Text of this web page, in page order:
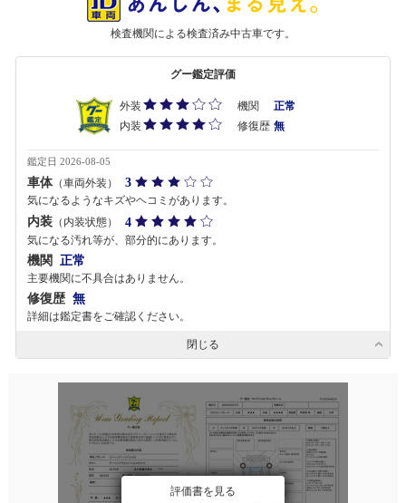
検査機関による検査済み中古車です。
グー鑑定評価
外装 機関
正常
内装
修復歴 無
鑑定日 2026-08-05
車体（車両外装） 3
気になるようなキズやヘコミがあります。
内装 （内装状態） 4
気になる汚れ等が、部分的にあります。
機関 正常
主要機関に不具合はありません。
修復歴 無
詳細は鑑定書をご確認ください。
閉じる
評価書を見る